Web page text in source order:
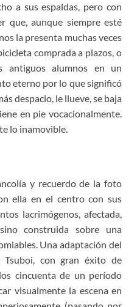
a sus espaldas, pero con
que, aunque siempre esté
la presenta muchas veces
comprada a plazos, o
antiguos alumnos en un
eterno por lo que significó
despacio, le llueve, se baja
en pie vocacionalmente.
lo inamovible.
y recuerdo de la foto
ella en el centro con sus
lacrimógenos, afectada,
construida sobre una
Una adaptación del
con gran éxito de
cincuenta de un período
visualmente la escena en